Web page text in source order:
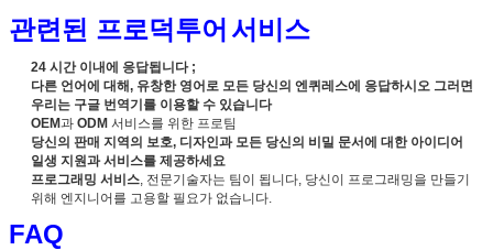
관련된 프로덕투어 서비스
24 시간 이내에 응답됩니다 ;
다른 언어에 대해, 유창한 영어로 모든 당신의 엔퀴레스에 응답하시오 그러면
우리는 구글 번역기를 이용할 수 있습니다
OEM과 ODM 서비스를 위한 프로팀
당신의 판매 지역의 보호, 디자인과 모든 당신의 비밀 문서에 대한 아이디어
일생 지원과 서비스를 제공하세요
프로그래밍 서비스, 전문기술자는 팀이 됩니다, 당신이 프로그래밍을 만들기
위해 엔지니어를 고용할 필요가 없습니다.
FAQ